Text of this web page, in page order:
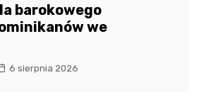
barokowego
we
6 sierpnia 2026